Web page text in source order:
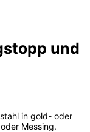
und
in gold- oder
Messing.